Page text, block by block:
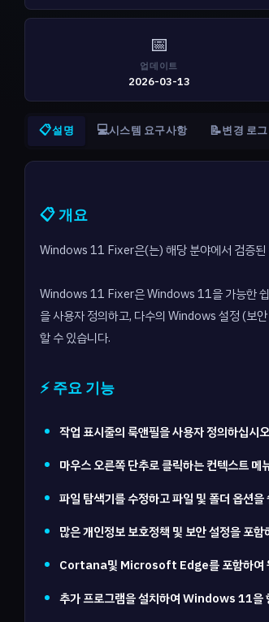
📅
업데이트
2026-03-13
📋설명 💻시스템 요구사항 📝변경 로그
📋 개요
Windows 11 Fixer은(는) 해당 분야에서 검증된
Windows 11 Fixer은 Windows 11을 가능한
을 사용자 정의하고, 다수의 Windows 설정 (보
할 수 있습니다.
⚡ 주요 기능
작업 표시줄의 룩앤필을 사용자 정의하십시오
마우스 오른쪽 단추로 클릭하는 컨텍스트 메
파일 탐색기를 수정하고 파일 및 폴더 옵션
많은 개인정보 보호정책 및 보안 설정을 포
Cortana및 Microsoft Edge를 포함하여
추가 프로그램을 설치하여 Windows 11을